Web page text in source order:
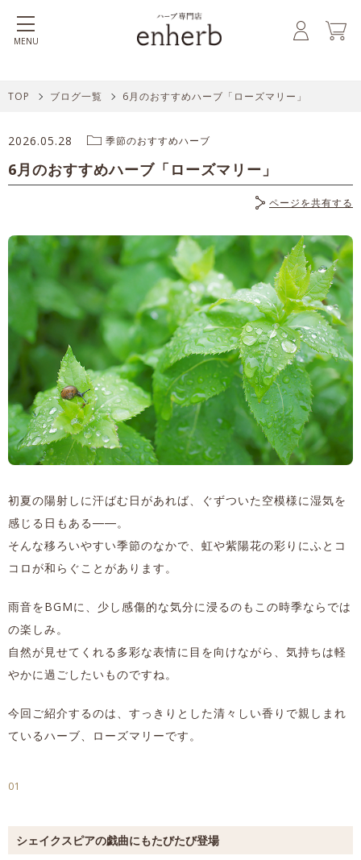
MENU
TOP ブログ一覧 6月のおすすめハーブ「ローズマリー」
2026.05.28 季節のおすすめハーブ
6月のおすすめハーブ「ローズマリー」
ページを共有する
初夏の陽射しに汗ばむ日があれば、ぐずついた空模様に湿気を
感じる日もある――。
そんな移ろいやすい季節のなかで、虹や紫陽花の彩りにふとコ
コロが和らぐことがあります。
雨音をBGMに、少し感傷的な気分に浸るのもこの時季ならでは
の楽しみ。
自然が見せてくれる多彩な表情に目を向けながら、気持ちは軽
やかに過ごしたいものですね。
今回ご紹介するのは、すっきりとした清々しい香りで親しまれ
ているハーブ、ローズマリーです。
01
シェイクスピアの戯曲にもたびたび登場